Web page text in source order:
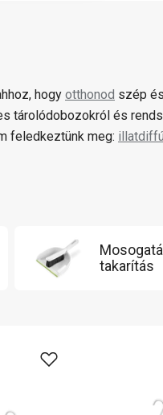
hogy otthonod szép
tárolódobozokról és
feledkeztünk meg:
takarítás